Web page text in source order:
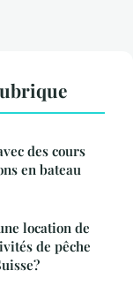
des cours
en bateau
location de
de pêche